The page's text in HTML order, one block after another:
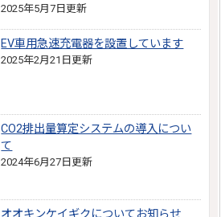
2025年5月7日更新
EV車用急速充電器を設置しています
2025年2月21日更新
CO2排出量算定システムの導入につい
て
2024年6月27日更新
オオキンケイギクについてお知らせ